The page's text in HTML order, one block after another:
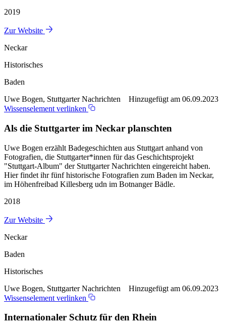
2019
Zur Website
Neckar
Historisches
Baden
Uwe Bogen, Stuttgarter Nachrichten Hinzugefügt am 06.09.2023
Wissenselement verlinken
Als die Stuttgarter im Neckar planschten
Uwe Bogen erzählt Badegeschichten aus Stuttgart anhand von
Fotografien, die Stuttgarter*innen für das Geschichtsprojekt
"Stuttgart-Album" der Stuttgarter Nachrichten eingereicht haben.
Hier findet ihr fünf historische Fotografien zum Baden im Neckar,
im Höhenfreibad Killesberg udn im Botnanger Bädle.
2018
Zur Website
Neckar
Baden
Historisches
Uwe Bogen, Stuttgarter Nachrichten Hinzugefügt am 06.09.2023
Wissenselement verlinken
Internationaler Schutz für den Rhein